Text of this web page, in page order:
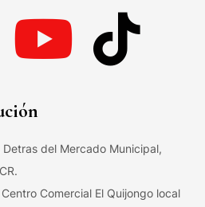
Detras del Mercado Municipal,
Comercial El Quijongo local